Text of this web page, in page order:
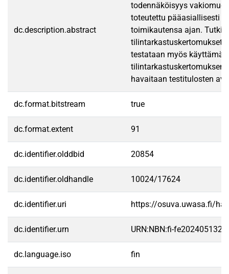
dc.description.abstract
todennäköisyys
toteutettu pääasiallisesti
toimikautensa ajan.
tilintarkastuskertomukset
testataan myös
tilintarkastuskertomuksen
havaitaan testitulosten
dc.format.bitstream true
dc.format.extent 91
dc.identifier.olddbid 20854
dc.identifier.oldhandle 10024/17624
dc.identifier.uri https://osuva.uwasa.fi/
dc.identifier.urn URN:NBN:fi-
dc.language.iso fin